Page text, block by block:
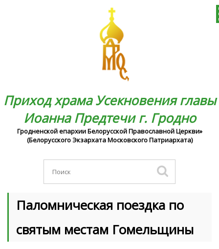
Приход храма Усекновения главы
Иоанна Предтечи г. Гродно
Гродненской епархии Белорусской Православной Церкви»
(Белорусского Экзархата Московского Патриархата)
Паломническая поездка по
святым местам Гомельщины